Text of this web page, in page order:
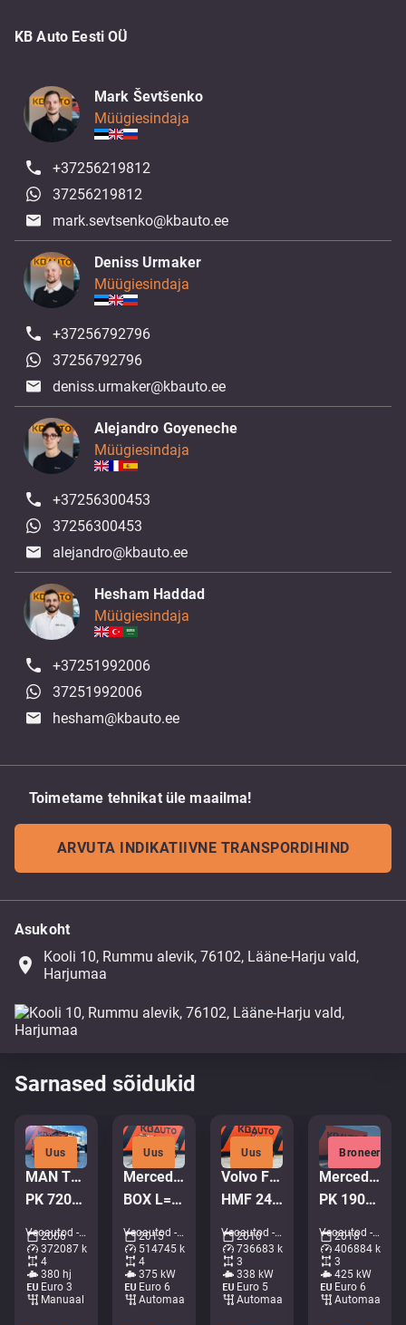
KB Auto Eesti OÜ
Mark Ševtšenko
Müügiesindaja
+37256219812
37256219812
mark.sevtsenko@kbauto.ee
Deniss Urmaker
Müügiesindaja
+37256792796
37256792796
deniss.urmaker@kbauto.ee
Alejandro Goyeneche
Müügiesindaja
+37256300453
37256300453
alejandro@kbauto.ee
Hesham Haddad
Müügiesindaja
+37251992006
37251992006
hesham@kbauto.ee
Toimetame tehnikat üle maailma!
ARVUTA INDIKATIIVNE TRANSPORDIHIND
Asukoht
place
Kooli 10, Rummu alevik, 76102, Lääne-Harju vald,
Harjumaa
Sarnased sõidukid
Uus
MAN TGA 35.380 8x4
PK 72002 / EXPORT OUTSIDE EU ONLY!
Veoautod - Kraanaga madel • M582-2228
2006
372087 km
4
380 hj
Euro 3
Manuaal
Uus
Mercedes-Benz Arocs 3251 8x4
BOX L=6155 mm
Veoautod - Kallur • M635-6038
2015
514745 km
4
375 kW
Euro 6
Automaat
Uus
Volvo FM 450 6x2*4
HMF 2420 K5 / PALIFT L=4750 mm
Veoautod - Kraanaga konkslift • M062-7905
2010
736683 km
3
338 kW
Euro 5
Automaat
Broneeritud
Mercedes-Benz Actros 2658 6x4
PK 19001 / RETARDER / BOX L=6628 mm
Veoautod - Kraanaga kallur • M250-6011
2018
406884 km
3
425 kW
Euro 6
Automaat